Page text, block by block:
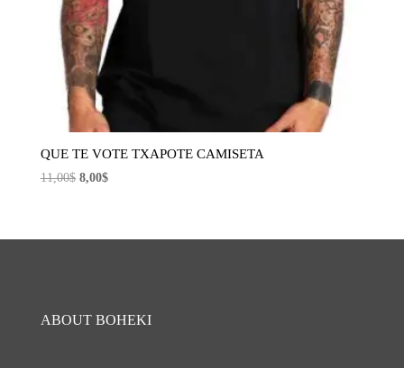
QUE TE VOTE TXAPOTE CAMISETA
11,00$ El
era:
8,00$El
es:
ABOUT BOHEKI